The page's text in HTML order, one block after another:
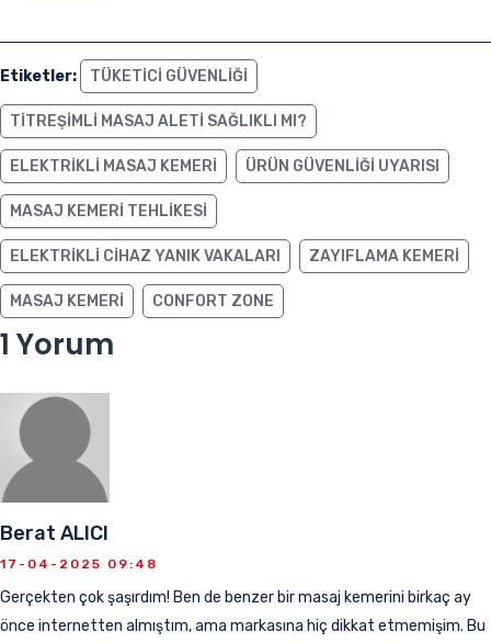
Etiketler: TÜKETICI GÜVENLIĞI
TITREŞIMLI MASAJ ALETI SAĞLIKLI MI?
ELEKTRIKLI MASAJ KEMERI ÜRÜN GÜVENLIĞI UYARISI
MASAJ KEMERI TEHLIKESI
ELEKTRIKLI CIHAZ YANIK VAKALARI ZAYIFLAMA KEMERI
MASAJ KEMERI CONFORT ZONE
1 Yorum
Berat ALICI
17-04-2025 09:48
Gerçekten çok şaşırdım! Ben de benzer bir masaj kemerini birkaç ay
önce internetten almıştım, ama markasına hiç dikkat etmemişim. Bu